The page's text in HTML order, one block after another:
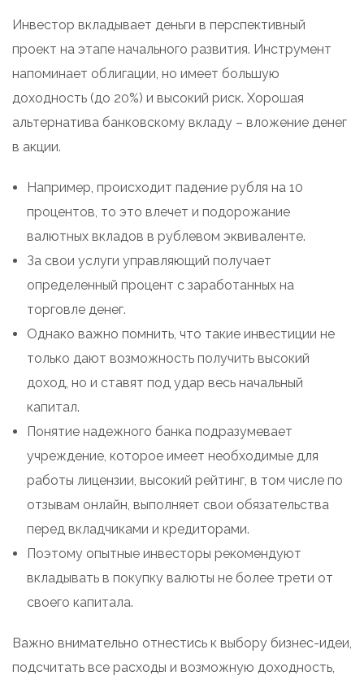
Инвестор вкладывает деньги в перспективный
проект на этапе начального развития. Инструмент
напоминает облигации, но имеет большую
доходность (до 20%) и высокий риск. Хорошая
альтернатива банковскому вкладу – вложение денег
в акции.
Например, происходит падение рубля на 10
процентов, то это влечет и подорожание
валютных вкладов в рублевом эквиваленте.
За свои услуги управляющий получает
определенный процент с заработанных на
торговле денег.
Однако важно помнить, что такие инвестиции не
только дают возможность получить высокий
доход, но и ставят под удар весь начальный
капитал.
Понятие надежного банка подразумевает
учреждение, которое имеет необходимые для
работы лицензии, высокий рейтинг, в том числе по
отзывам онлайн, выполняет свои обязательства
перед вкладчиками и кредиторами.
Поэтому опытные инвесторы рекомендуют
вкладывать в покупку валюты не более трети от
своего капитала.
Важно внимательно отнестись к выбору бизнес-идеи,
подсчитать все расходы и возможную доходность,